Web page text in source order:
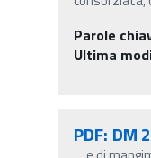
Parole
Ultima
PDF: